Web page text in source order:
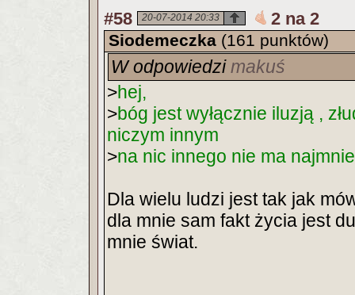
#58 20-07-2014 20:33
2 na 2
Siodemeczka (161 punktów)
W odpowiedzimakuś
>hej,
>bóg jest wyłącznie iluzją ,
niczym innym
>na nic innego nie ma
Dla wielu ludzi jest tak jak
dla mnie sam fakt życia jest
mnie świat.